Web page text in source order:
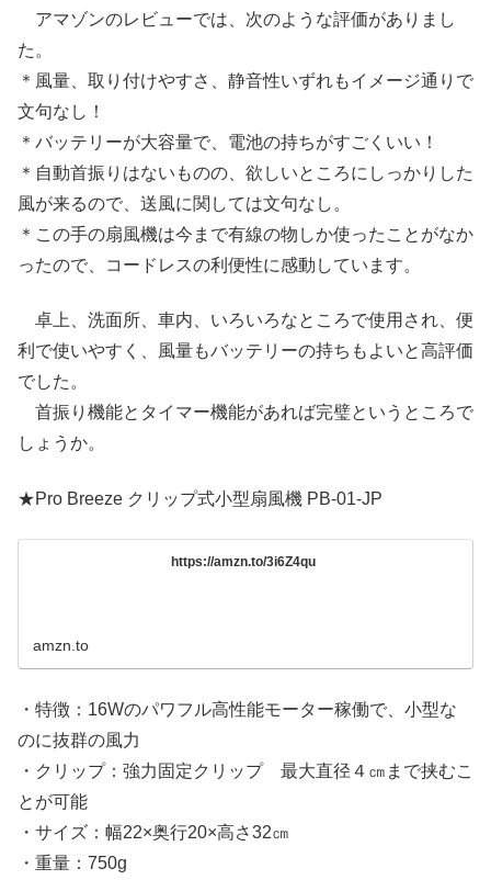
アマゾンのレビューでは、次のような評価がありまし
た。
＊風量、取り付けやすさ、静音性いずれもイメージ通りで
文句なし！
＊バッテリーが大容量で、電池の持ちがすごくいい！
＊自動首振りはないものの、欲しいところにしっかりした
風が来るので、送風に関しては文句なし。
＊この手の扇風機は今まで有線の物しか使ったことがなか
ったので、コードレスの利便性に感動しています。
卓上、洗面所、車内、いろいろなところで使用され、便
利で使いやすく、風量もバッテリーの持ちもよいと高評価
でした。
首振り機能とタイマー機能があれば完璧というところで
しょうか。
★Pro Breeze クリップ式小型扇風機 PB-01-JP
https://amzn.to/3i6Z4qu
amzn.to
・特徴：16Wのパワフル高性能モーター稼働で、小型な
のに抜群の風力
・クリップ：強力固定クリップ 最大直径４㎝まで挟むこ
とが可能
・サイズ：幅22×奥行20×高さ32㎝
・重量：750g